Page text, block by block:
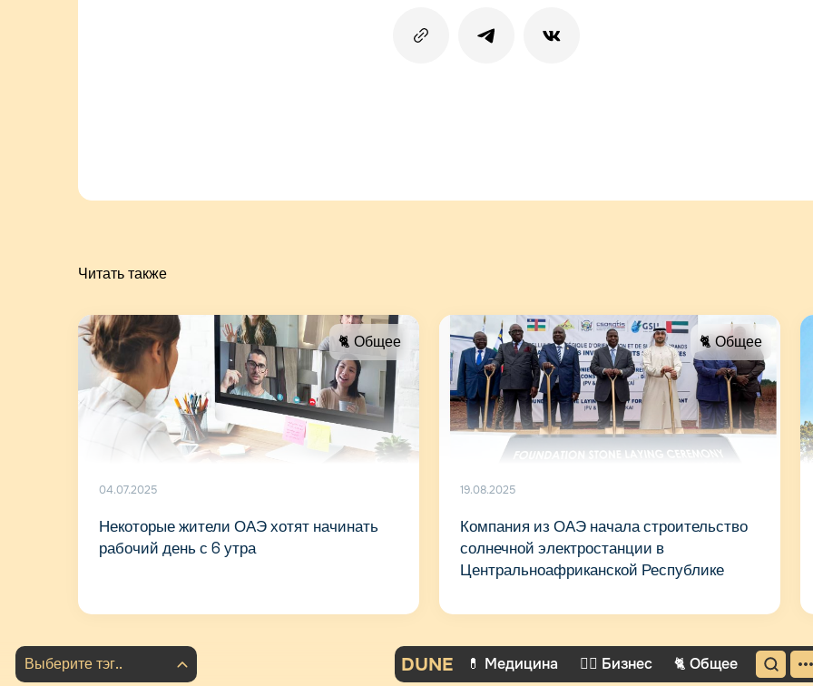
Выберите тэг..
Читать также
🐈 Общее
04.07.2025
Некоторые жители ОАЭ хотят начинать
рабочий день с 6 утра
🐈 Общее
19.08.2025
Компания из ОАЭ начала строительство
солнечной электростанции в
Центральноафриканской Республике
DUNE 💊 Медицина 🤵‍♂️ Бизнес 🐈 Общее